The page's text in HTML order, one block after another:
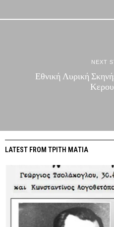
NEXT
Εθνική Λυρική
LATEST FROM ΤΡΙΤΗ ΜΑΤΙΑ